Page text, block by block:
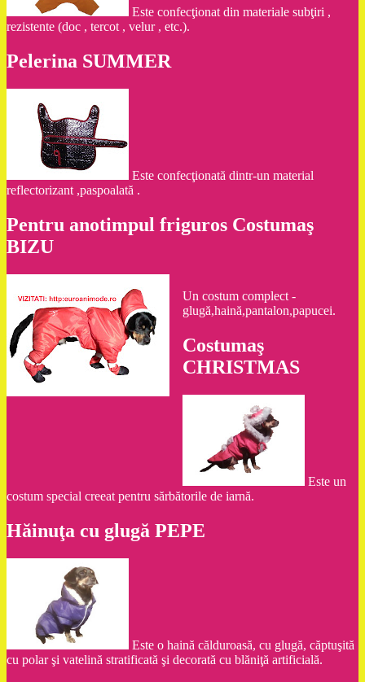
Este confecţionat din materiale subţiri ,
rezistente (doc , tercot , velur , etc.).
Pelerina SUMMER
Este confecţionată dintr-un material
reflectorizant ,paspoalată .
Pentru anotimpul friguros Costumaş
BIZU
Un costum complect -
glugă,haină,pantalon,papucei.
Costumaş
CHRISTMAS
Este un
costum special creeat pentru sărbătorile de iarnă.
Hăinuţa cu glugă PEPE
Este o haină călduroasă, cu glugă, căptuşită
cu polar şi vatelină stratificată şi decorată cu blăniţă artificială.